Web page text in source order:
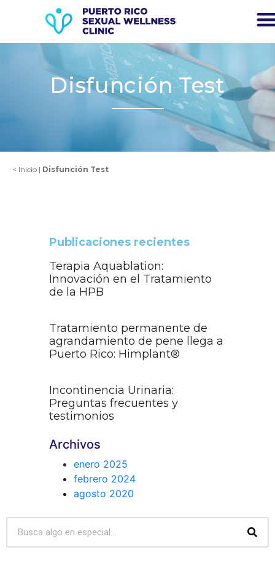
Disfunción Test
< Inicio | Disfunción Test
Publicaciones recientes
Terapia Aquablation:
Innovación en el Tratamiento
de la HPB
Tratamiento permanente de
agrandamiento de pene llega a
Puerto Rico: Himplant®
Incontinencia Urinaria:
Preguntas frecuentes y
testimonios
Archivos
enero 2025
febrero 2024
agosto 2020